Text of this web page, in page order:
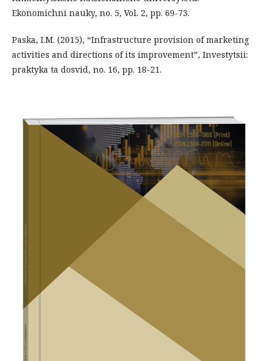
Ekonomichni nauky, no. 5, Vol. 2, pp. 69-73.
Paska, I.M. (2015), “Infrastructure provision of marketing
activities and directions of its improvement”, Investytsii:
praktyka ta dosvid, no. 16, pp. 18-21.